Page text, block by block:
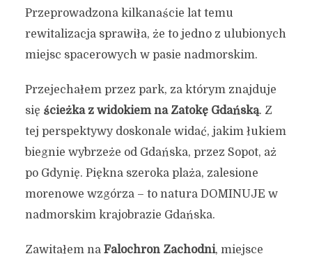
Przeprowadzona kilkanaście lat temu
rewitalizacja sprawiła, że to jedno z ulubionych
miejsc spacerowych w pasie nadmorskim.
Przejechałem przez park, za którym znajduje
się ścieżka z widokiem na Zatokę Gdańską. Z
tej perspektywy doskonale widać, jakim łukiem
biegnie wybrzeże od Gdańska, przez Sopot, aż
po Gdynię. Piękna szeroka plaża, zalesione
morenowe wzgórza – to natura DOMINUJE w
nadmorskim krajobrazie Gdańska.
Zawitałem na Falochron Zachodni, miejsce